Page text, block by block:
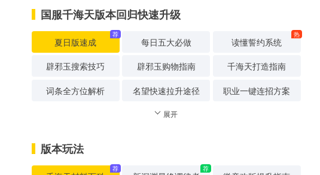
国服千海天版本回归快速升级
夏日版速成
荐
每日五大必做 读懂誓约系统
热
辟邪玉搜索技巧 辟邪玉购物指南 千海天打造指南
词条全方位解析 名望快速拉升途径 职业一键连招方案
展开
版本玩法
荐 荐